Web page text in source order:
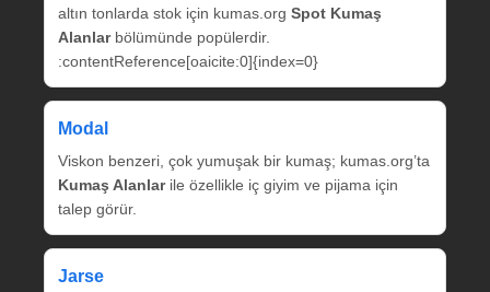
altın tonlarda stok için kumas.org Spot Kumaş
Alanlarbölümünde popülerdir.
:contentReference[oaicite:0]{index=0}
Modal
Viskon benzeri, çok yumuşak bir kumaş; kumas.org’ta
Kumaş Alanlarile özellikle iç giyim ve pijama için
talep görür.
Jarse